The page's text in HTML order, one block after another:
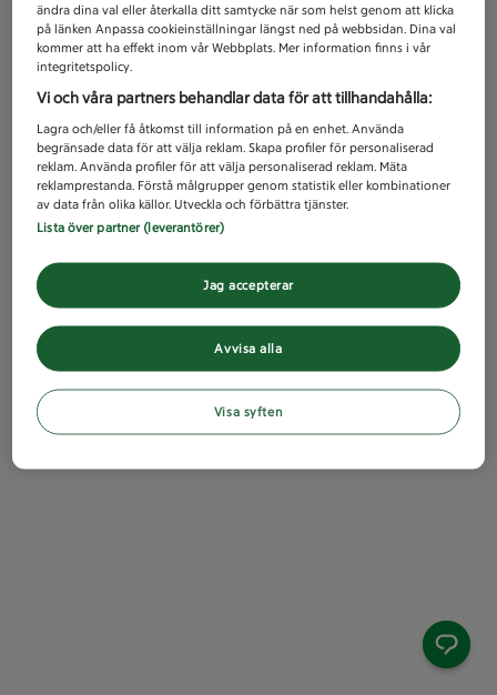
ändra dina val eller återkalla ditt samtycke när som helst genom att klicka
på länken Anpassa cookieinställningar längst ned på webbsidan. Dina val
kommer att ha effekt inom vår Webbplats. Mer information finns i vår
integritetspolicy.
Vi och våra partners behandlar data för att tillhandahålla:
Lagra och/eller få åtkomst till information på en enhet. Använda
begränsade data för att välja reklam. Skapa profiler för personaliserad
reklam. Använda profiler för att välja personaliserad reklam. Mäta
reklamprestanda. Förstå målgrupper genom statistik eller kombinationer
av data från olika källor. Utveckla och förbättra tjänster.
Lista över partner (leverantörer)
Avvisa alla
Jag accepterar
Visa syften